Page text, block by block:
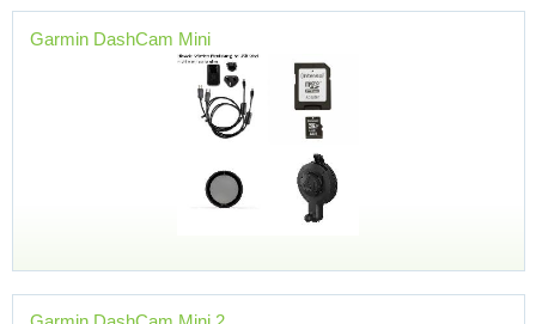
Garmin DashCam Mini